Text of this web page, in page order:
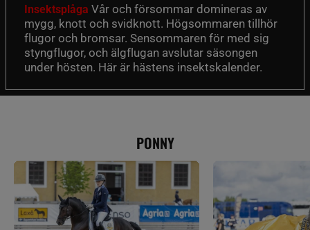
Insektsplåga Vår och försommar domineras av
mygg, knott och svidknott. Högsommaren tillhör
flugor och bromsar. Sensommaren för med sig
styngflugor, och älgflugan avslutar säsongen
under hösten. Här är hästens insektskalender.
PONNY